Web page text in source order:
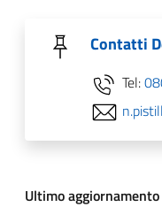
Contatti
Tel:
Ultimo aggiornamento